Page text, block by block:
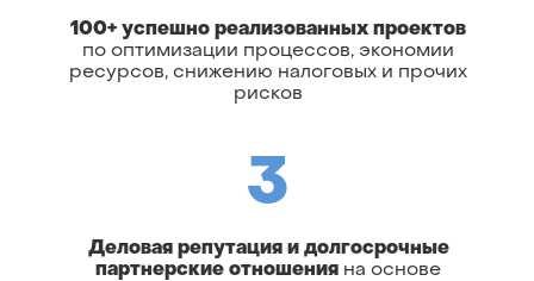
100+ успешно реализованных проектов
по оптимизации процессов, экономии
ресурсов, снижению налоговых и прочих
рисков
Деловая репутация и долгосрочные
партнерские отношения на основе
3